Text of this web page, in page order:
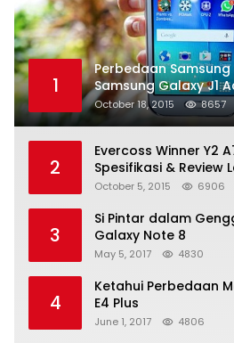
1
Perbedaan Samsung
Samsung Galaxy J1
October 18, 2015 8657
2
Evercoss Winner Y2
Spesifikasi & Review
October 5, 2015 6906
3
Si Pintar dalam
Galaxy Note 8
May 5, 2017 4830
4
Ketahui Perbedaan
E4 Plus
June 1, 2017 4806